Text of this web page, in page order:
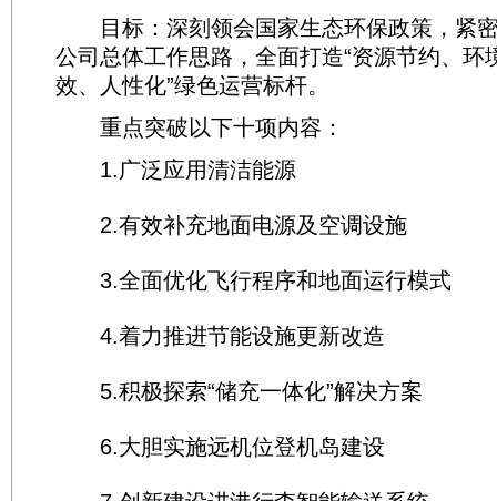
目标：深刻领会国家生态环保政策，紧
公司总体工作思路，全面打造“资源节约、环
效、人性化”绿色运营标杆。
重点突破以下十项内容：
1.广泛应用清洁能源
2.有效补充地面电源及空调设施
3.全面优化飞行程序和地面运行模式
4.着力推进节能设施更新改造
5.积极探索“储充一体化”解决方案
6.大胆实施远机位登机岛建设